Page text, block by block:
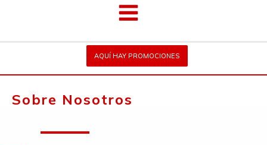
AQUÍ HAY PROMOCIONES
Sobre Nosotros